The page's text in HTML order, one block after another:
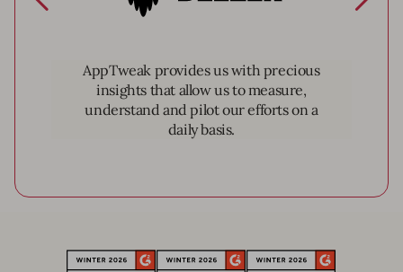
AppTweak provides us with precious
insights that allow us to measure,
understand and pilot our efforts on a
daily basis.